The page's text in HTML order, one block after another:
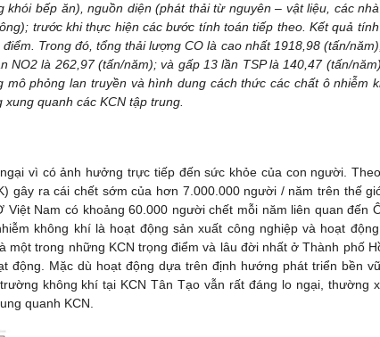
bếp ăn), nguồn diện (phát thải từ nguyên – vật liệu, các
trước khi thực hiện các bước tính toán tiếp theo. Kết quả
Trong đó, tổng thải lượng CO là cao nhất 1918,98 (tấn/
NO2 là 262,97 (tấn/năm); và gấp 13 lần TSP là 140,47 (tấn/
phỏng lan truyền và hình dung cách thức các chất ô nhiễm
quanh các KCN tập trung.
vì có ảnh hưởng trực tiếp đến sức khỏe của con người.
gây ra cái chết sớm của hơn 7.000.000 người / năm trên thế
Nam có khoảng 60.000 người chết mỗi năm liên quan đến
không khí là hoạt động sản xuất công nghiệp và hoạt
một trong những KCN trọng điểm và lâu đời nhất ở Thành phố
động. Mặc dù hoạt động dựa trên định hướng phát triển bền
không khí tại KCN Tân Tạo vẫn rất đáng lo ngại, thường
quanh KCN.